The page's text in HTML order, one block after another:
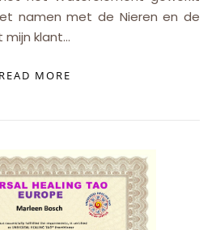
namen met de Nieren en de
mijn klant…
READ MORE